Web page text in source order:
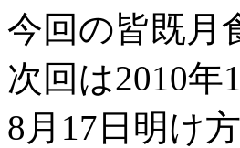
今回の皆既月
次回は2010年
8月17日明け